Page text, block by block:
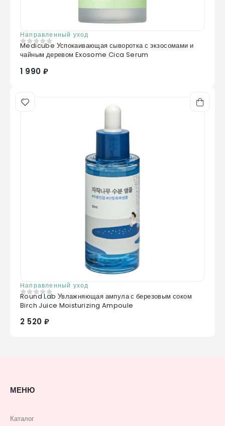
Направленный уход
0из 5
Medicube Успокаивающая сыворотка с экзосомами и
чайным деревом Exosome Cica Serum
1 990 ₽
Направленный уход
0из 5
Round Lab Увлажняющая ампула с березовым соком
Birch Juice Moisturizing Ampoule
2 520 ₽
МЕНЮ
Каталог